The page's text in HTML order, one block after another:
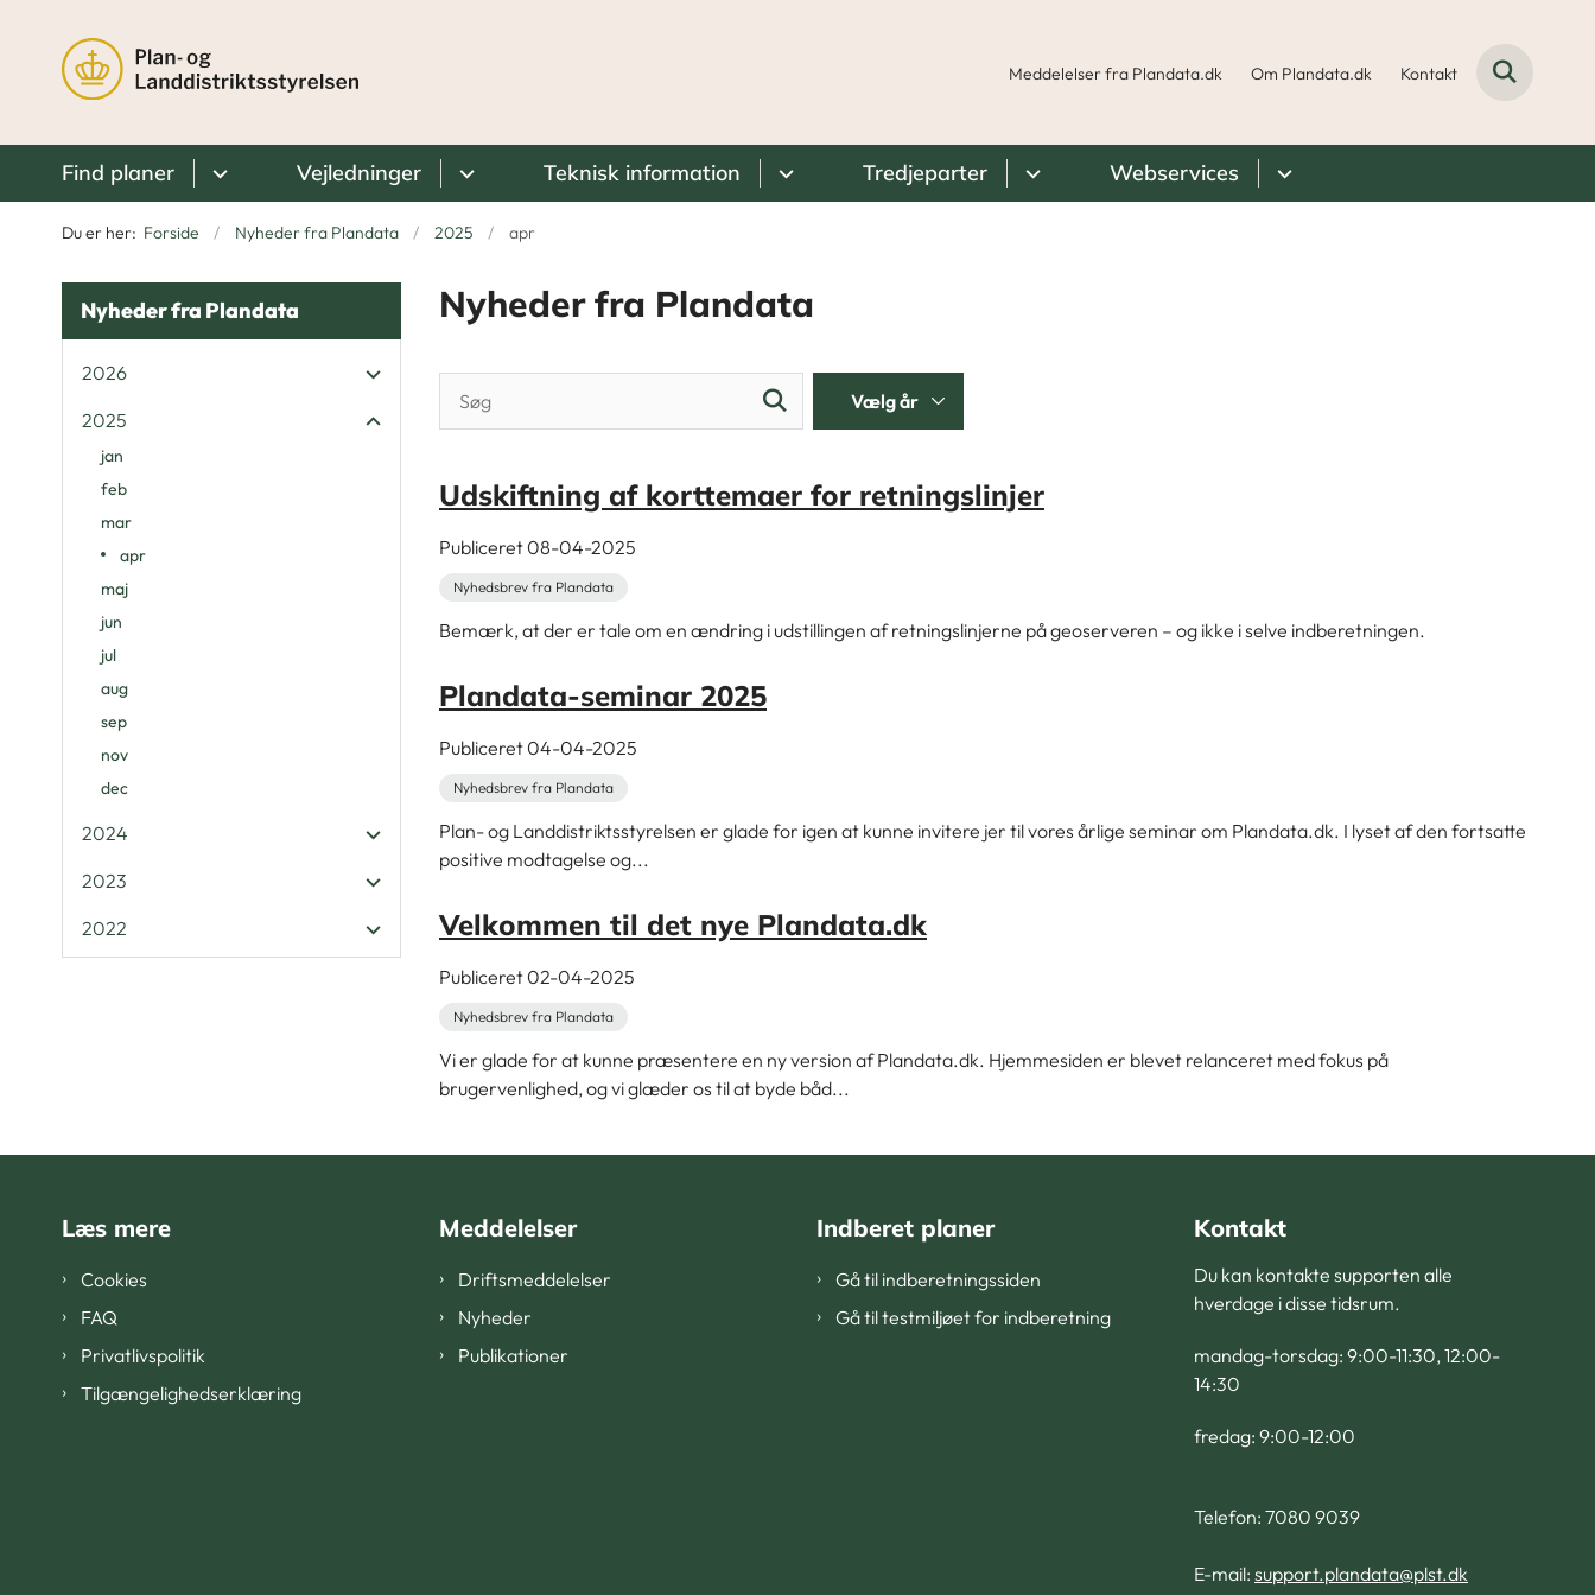
Meddelelser fra Plandata.dk Om Plandata.dk Kontakt
Find planer Vejledninger Teknisk information Tredjeparter Webservices
Du er her: Forside Nyheder fra Plandata 2025 apr
Nyheder fra Plandata
2026
2025
jan
feb
mar
apr
maj
jun
jul
aug
sep
nov
dec
2024
2023
2022
Nyheder fra Plandata
Udskiftning af korttemaer for retningslinjer
Publiceret 08-04-2025
Nyhedsbrev fra Plandata
Bemærk, at der er tale om en ændring i udstillingen af retningslinjerne på geoserveren – og ikke i selve indberetningen.
Plandata-seminar 2025
Publiceret 04-04-2025
Nyhedsbrev fra Plandata
Plan- og Landdistriktsstyrelsen er glade for igen at kunne invitere jer til vores årlige seminar om Plandata.dk. I lyset af den fortsatte
positive modtagelse og...
Velkommen til det nye Plandata.dk
Publiceret 02-04-2025
Nyhedsbrev fra Plandata
Vi er glade for at kunne præsentere en ny version af Plandata.dk. Hjemmesiden er blevet relanceret med fokus på
brugervenlighed, og vi glæder os til at byde båd...
Læs mere
Cookies
FAQ
Privatlivspolitik
Tilgængelighedserklæring
Meddelelser
Driftsmeddelelser
Nyheder
Publikationer
Indberet planer
Gå til indberetningssiden
Gå til testmiljøet for indberetning
Kontakt
Du kan kontakte supporten alle
hverdage i disse tidsrum.
mandag-torsdag: 9:00-11:30, 12:00-
14:30
fredag: 9:00-12:00
Telefon: 7080 9039
E-mail: support.plandata@plst.dk